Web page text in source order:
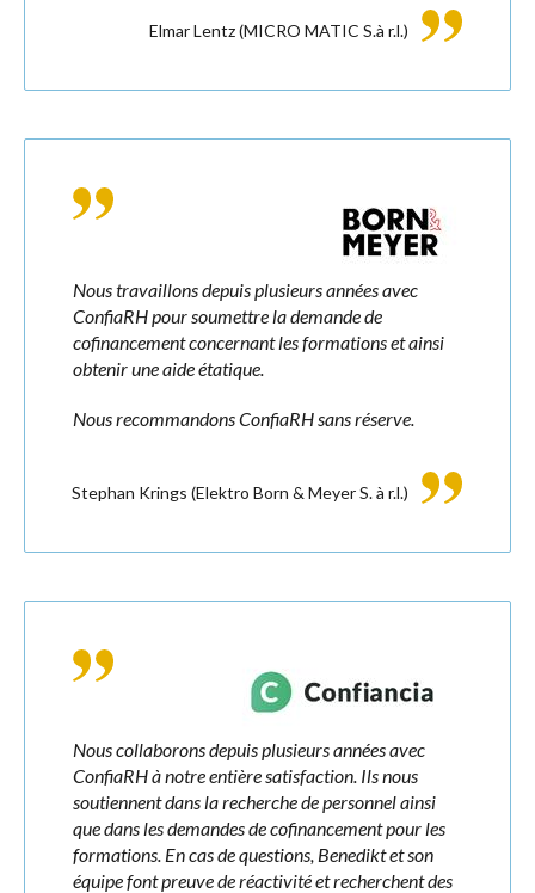
Elmar Lentz(MICRO MATIC S.à r.l.)
Nous travaillons depuis plusieurs années avec
ConfiaRH pour soumettre la demande de
cofinancement concernant les formations et ainsi
obtenir une aide étatique.
Nous recommandons ConfiaRH sans réserve.
Stephan Krings (Elektro Born & Meyer S. à r.l.)
Nous collaborons depuis plusieurs années avec
ConfiaRH à notre entière satisfaction. Ils nous
soutiennent dans la recherche de personnel ainsi
que dans les demandes de cofinancement pour les
formations. En cas de questions, Benedikt et son
équipe font preuve de réactivité et recherchent des